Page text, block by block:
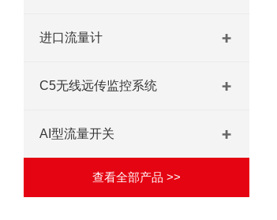
进口流量计
C5无线远传监控系统
AI型流量开关
查看全部产品 >>